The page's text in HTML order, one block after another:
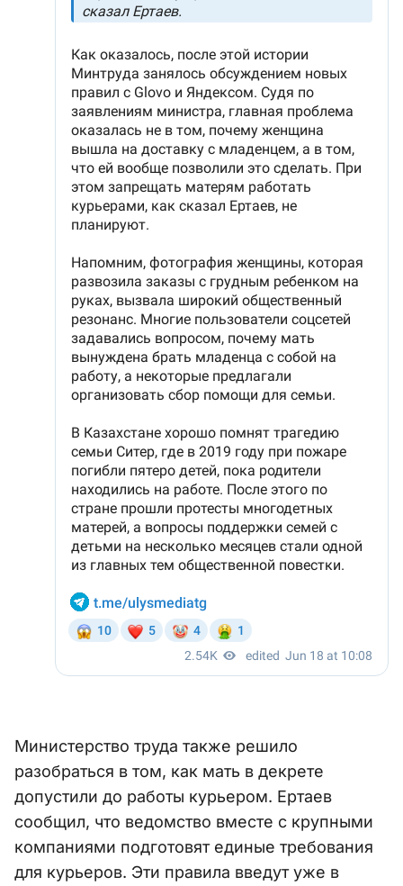
Министерство труда также решило
разобраться в том, как мать в декрете
допустили до работы курьером. Ертаев
сообщил, что ведомство вместе с крупными
компаниями подготовят единые требования
для курьеров. Эти правила введут уже в